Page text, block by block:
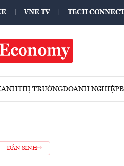
VNE TV TECH CONNECT
THỊ TRƯỜNGDOANH NGHIỆP
DÂN SINH